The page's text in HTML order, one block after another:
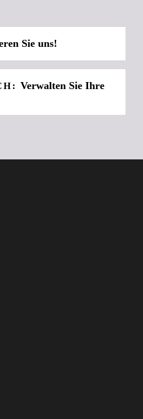
Sie uns!
Verwalten Sie Ihre